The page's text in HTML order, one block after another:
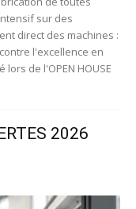
sur des
direct des machines :
l'excellence en
de l'OPEN HOUSE
2026